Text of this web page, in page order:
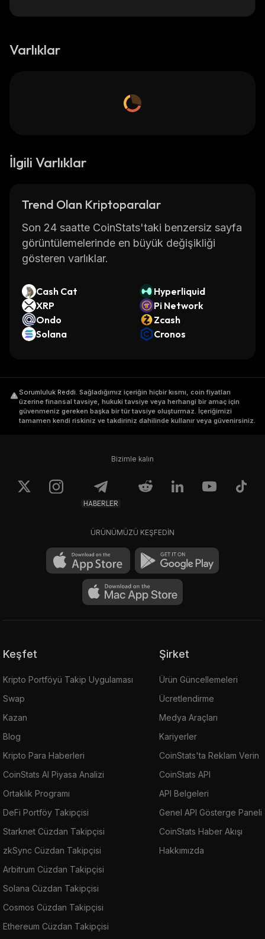
Varlıklar
İlgili Varlıklar
Trend Olan Kriptoparalar
Son 24 saatte CoinStats'taki benzersiz sayfa
görüntülemelerinde en büyük değişikliği
gösteren varlıklar.
Cash Cat
Hyperliquid
XRP
Pi Network
Ondo
Zcash
Solana
Cronos
Sorumluluk Reddi. Sağladığımız içeriğin hiçbir kısmı, coin fiyatları
üzerine finansal tavsiye, hukuki tavsiye veya herhangi bir amaç için
güvenmeniz gereken başka bir tür tavsiye oluşturmaz. İçeriğimizi
tamamen kendi riskiniz ve takdiriniz dahilinde kullanır veya güvenirsiniz.
Bizimle kalın
HABERLER
ÜRÜNÜMÜZÜ KEŞFEDİN
Keşfet
Kripto Portföyü Takip Uygulaması
Swap
Kazan
Blog
Kripto Para Haberleri
CoinStats AI Piyasa Analizi
Ortaklık Programı
DeFi Portföy Takipçisi
Starknet Cüzdan Takipçisi
zkSync Cüzdan Takipçisi
Arbitrum Cüzdan Takipçisi
Solana Cüzdan Takipçisi
Cosmos Cüzdan Takipçisi
Ethereum Cüzdan Takipçisi
Şirket
Ürün Güncellemeleri
Ücretlendirme
Medya Araçları
Kariyerler
CoinStats'ta Reklam Verin
CoinStats API
API Belgeleri
Genel API Gösterge Paneli
CoinStats Haber Akışı
Hakkımızda